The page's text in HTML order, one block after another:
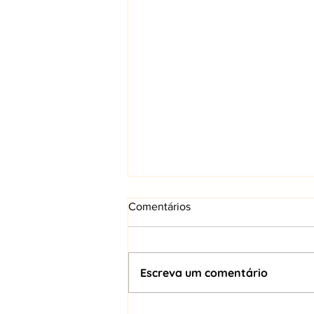
Comentários
Escreva um comentário